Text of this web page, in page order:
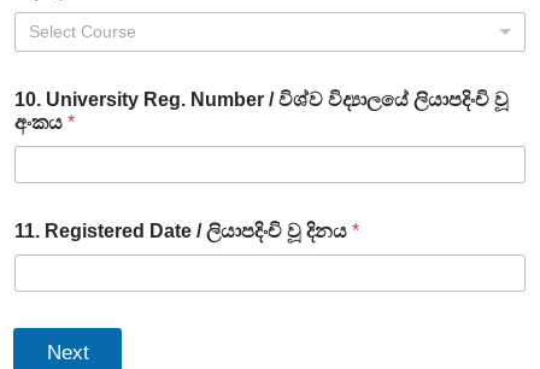
Select Course
10. University Reg. Number / විශ්ව විද්‍යාලයේ ලියාපදිංචි වූ
අංකය *
11. Registered Date / ලියාපදිංචි වූ දිනය *
Next